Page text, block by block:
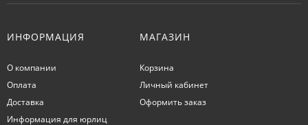
ИНФОРМАЦИЯ
О компании
Оплата
Доставка
Информация для юрлиц
МАГАЗИН
Корзина
Личный кабинет
Оформить заказ